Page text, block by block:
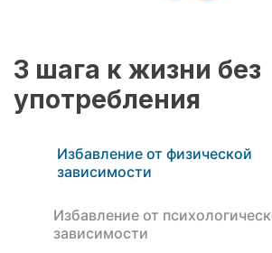
3 шага к жизни без
употребления
Избавление от физической
зависимости
Избавление от
зависимости